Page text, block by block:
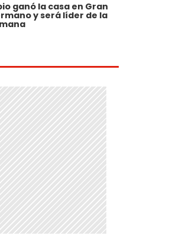
ganó la casa en Gran
y será líder de la